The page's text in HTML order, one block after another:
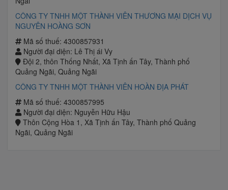
CÔNG TY TNHH MỘT THÀNH VIÊN THƯƠNG MẠI DỊCH VỤ
NGUYÊN HOÀNG SƠN
Mã số thuế: 4300857931
Người đại diện: Lê Thị ái Vy
Đội 2, thôn Thống Nhất, Xã Tịnh ấn Tây, Thành phố
Quảng Ngãi, Quảng Ngãi
CÔNG TY TNHH MỘT THÀNH VIÊN HOÀN ĐỊA PHÁT
Mã số thuế: 4300857995
Người đại diện: Nguyễn Hữu Hậu
Thôn Cộng Hòa 1, Xã Tịnh ấn Tây, Thành phố Quảng
Ngãi, Quảng Ngãi